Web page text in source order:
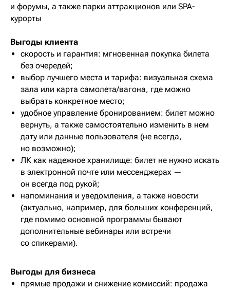
и форумы, а также парки аттракционов или SPA-
курорты
Выгоды клиента
скорость и гарантия: мгновенная покупка билета
без очередей;
выбор лучшего места и тарифа: визуальная схема
зала или карта самолета/вагона, где можно
выбрать конкретное место;
удобное управление бронированием: билет можно
вернуть, а также самостоятельно изменить в нем
дату или данные пользователя (не всегда,
но возможно);
ЛК как надежное хранилище: билет не нужно искать
в электронной почте или мессенджерах —
он всегда под рукой;
напоминания и уведомления, а также новости
(актуально, например, для больших конференций,
где помимо основной программы бывают
дополнительные вебинары или встречи
со спикерами).
Выгоды для бизнеса
прямые продажи и снижение комиссий: продажа